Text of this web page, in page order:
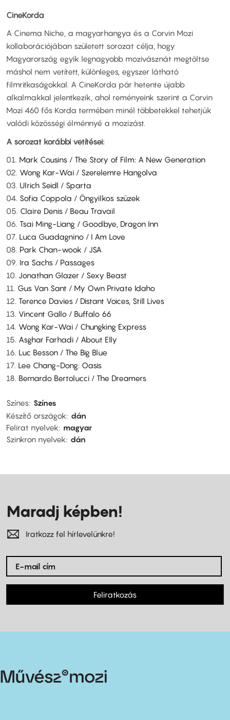
CineKorda
A Cinema Niche, a magyarhangya és a Corvin Mozi
kollaborációjában született sorozat célja, hogy
Magyarország egyik legnagyobb mozivásznát megtöltse
máshol nem vetített, különleges, egyszer látható
filmritkaságokkal. A CineKorda pár hetente újabb
alkalmakkal jelentkezik, ahol reményeink szerint a Corvin
Mozi 460 fős Korda termében minél többetekkel tehetjük
valódi közösségi élménnyé a mozizást.
A sorozat korábbi vetítései:
01. Mark Cousins / The Story of Film: A New Generation
02. Wong Kar-Wai / Szerelemre Hangolva
03. Ulrich Seidl / Sparta
04. Sofia Coppola / Öngyilkos szüzek
05. Claire Denis / Beau Travail
06. Tsai Ming-Liang / Goodbye, Dragon Inn
07. Luca Guadagnino / I Am Love
08. Park Chan-wook / JSA
09. Ira Sachs / Passages
10. Jonathan Glazer / Sexy Beast
11. Gus Van Sant / My Own Private Idaho
12. Terence Davies / Distant Voices, Still Lives
13. Vincent Gallo / Buffalo 66
14. Wong Kar-Wai / Chungking Express
15. Asghar Farhadi / About Elly
16. Luc Besson / The Big Blue
17. Lee Chang-Dong: Oasis
18. Bernardo Bertolucci / The Dreamers
Színes Színes
Készítő országok
dán
Felirat nyelvek
magyar
Szinkron nyelvek
dán
Maradj képben!
Iratkozz fel hírlevelünkre!
Feliratkozás